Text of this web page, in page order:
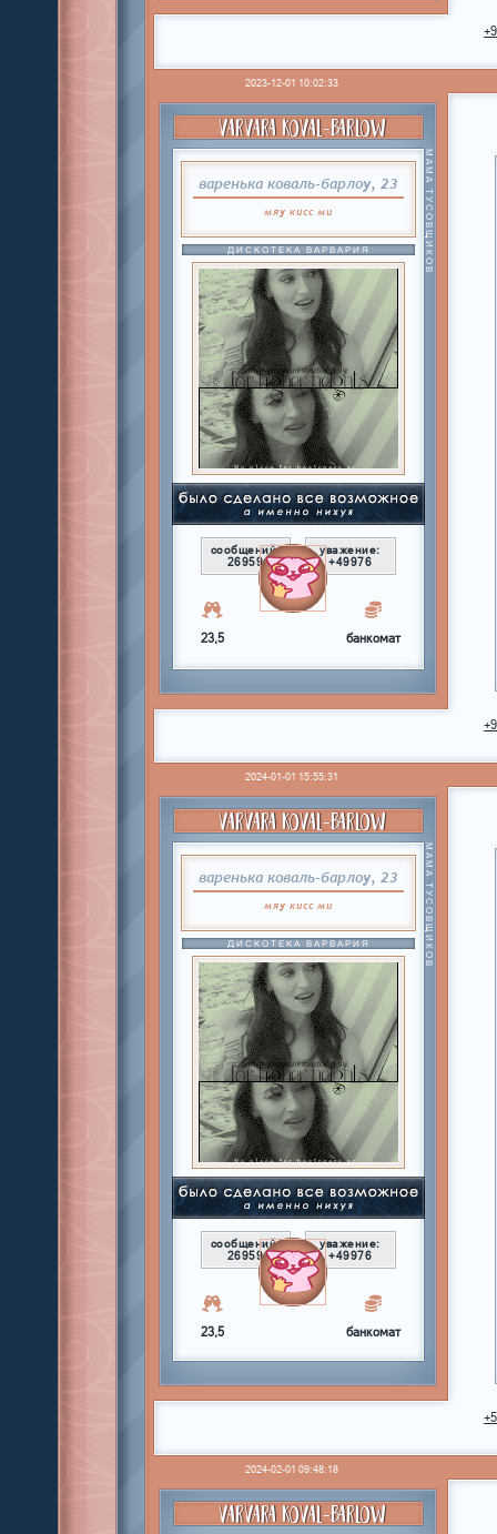
+9
2023-12-01 10:02:33
VARVARA KOVAL-BARLOW
варенька коваль-барлоу, 23
мяу кисс ми МАМА ТУСОВЩИКОВ
ДИСКОТЕКА ВАРВАРИЯ
сообщений:
26959
уважение:
+49976
23,5 банкомат
+9
2024-01-01 15:55:31
VARVARA KOVAL-BARLOW
варенька коваль-барлоу, 23
мяу кисс ми МАМА ТУСОВЩИКОВ
ДИСКОТЕКА ВАРВАРИЯ
сообщений:
26959
уважение:
+49976
23,5 банкомат
+5
2024-02-01 09:48:18
VARVARA KOVAL-BARLOW